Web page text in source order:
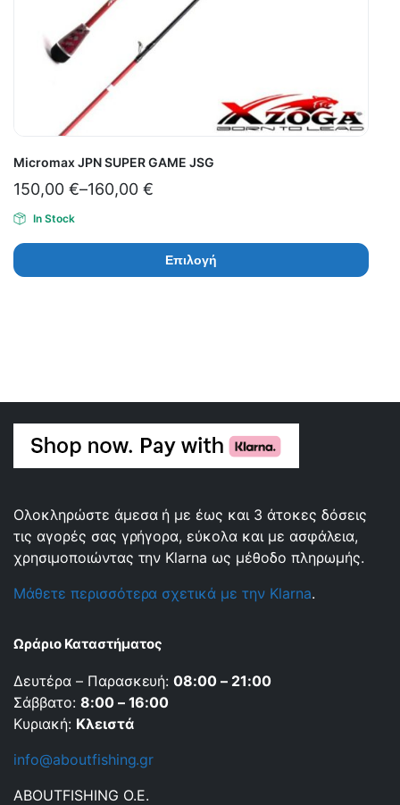
Micromax JPN SUPER GAME JSG
150,00 €–160,00 €
In Stock
Επιλογή
Ολοκληρώστε άμεσα ή με έως και 3 άτοκες δόσεις
τις αγορές σας γρήγορα, εύκολα και με ασφάλεια,
χρησιμοποιώντας την Klarna ως μέθοδο πληρωμής.
Μάθετε περισσότερα σχετικά με την Klarna.
Ωράριο Καταστήματος
Δευτέρα – Παρασκευή:08:00 – 21:00
Σάββατο: 8:00 – 16:00
Κυριακή: Κλειστά
info@aboutfishing.gr
ABOUTFISHING Ο.Ε.